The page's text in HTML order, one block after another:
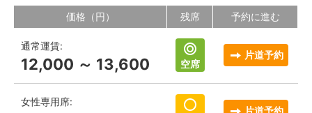
価格（円） 残席 予約に進む
通常運賃:
12,000 ～ 13,600 空席
片道予約
女性専用席:
片道予約